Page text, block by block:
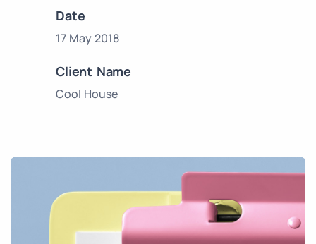
Date
17 May 2018
Client Name
Cool House